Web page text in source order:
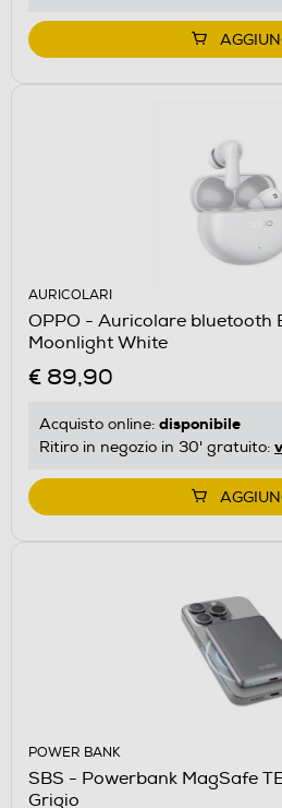
AURICOLARI
OPPO - Auricolare bluetooth
Moonlight White
€ 89,90
Acquisto online: disponibile
Ritiro in negozio in 30' gratuito:
POWER BANK
SBS - Powerbank MagSafe
Grigio